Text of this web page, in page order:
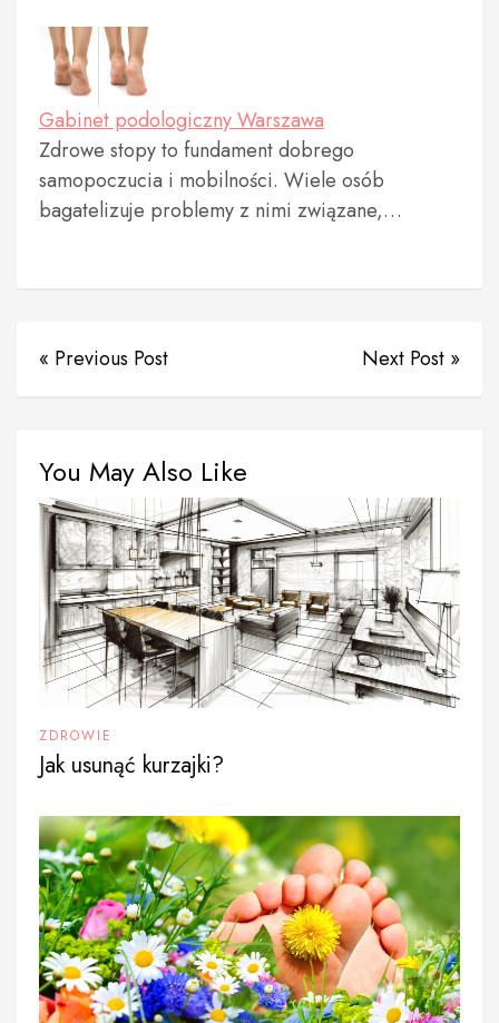
Gabinet podologiczny Warszawa
Zdrowe stopy to fundament dobrego
samopoczucia i mobilności. Wiele osób
bagatelizuje problemy z nimi związane,…
« Previous Post Next Post »
You May Also Like
ZDROWIE
Jak usunąć kurzajki?